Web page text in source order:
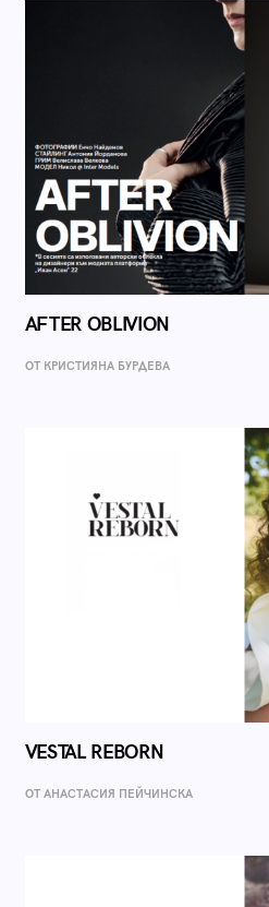
AFTER OBLIVION
ОТ КРИСТИЯНА БУРДЕВА
VESTAL REBORN
ОТ AНАСТАСИЯ ПЕЙЧИНСКА